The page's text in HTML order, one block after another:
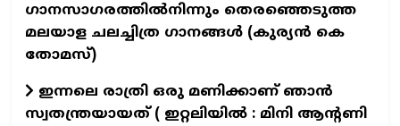
ഗാനസാഗരത്തിൽനിന്നും തെരഞ്ഞെടുത്ത
മലയാള ചലച്ചിത്ര ഗാനങ്ങൾ (കുര്യൻ കെ
തോമസ്)
ഇന്നലെ രാത്രി ഒരു മണിക്കാണ് ഞാൻ
സ്വതന്ത്രയായത് ( ഇറ്റലിയിൽ : മിനി ആന്റണി